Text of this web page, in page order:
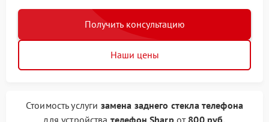
Получить консультацию
Наши цены
Стоимость услуги замена заднего стекла телефона
для устройства телефон Sharp от 800 руб.